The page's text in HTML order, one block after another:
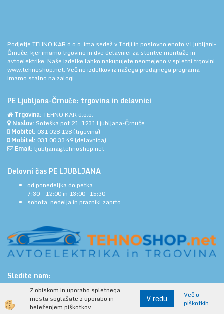
Podjetje TEHNO KAR d.o.o. ima sedež v Idriji in poslovno enoto v Ljubljani-
Črnuče, kjer imamo trgovino in dve delavnici za storitve montaže in
avtoelektrike. Naše izdelke lahko nakupujete neomejeno v spletni trgovini
www.tehnoshop.net. Večino izdelkov iz našega prodajnega programa
imamo stalno na zalogi.
PE Ljubljana-Črnuče: trgovina in delavnici
Trgovina: TEHNO KAR d.o.o.
Naslov: Soteška pot 21, 1231 Ljubljana-Črnuče
Mobitel: 031 028 128 (trgovina)
Mobitel: 031 00 33 49 (delavnica)
Email: ljubljana@tehnoshop.net
Delovni čas PE LJUBLJANA
od ponedeljka do petka
7:30 - 12:00 in 13:00 -15:30
sobota, nedelja in prazniki:zaprto
Sledite nam:
Z obiskom in uporabo spletnega
mesta soglašate z uporabo in
beleženjem piškotkov.
V redu
Več o
piškotkih